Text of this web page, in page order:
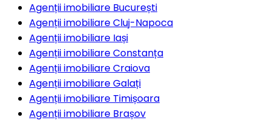
Agenții imobiliare București
Agenții imobiliareCluj-Napoca
Agenții imobiliare Iași
Agenții imobiliareConstanța
Agenții imobiliareCraiova
Agenții imobiliareGalați
Agenții imobiliare Timișoara
Agenții imobiliare Brașov